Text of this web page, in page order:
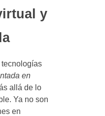
y
tecnologías
en
allá de lo
Ya no son
en